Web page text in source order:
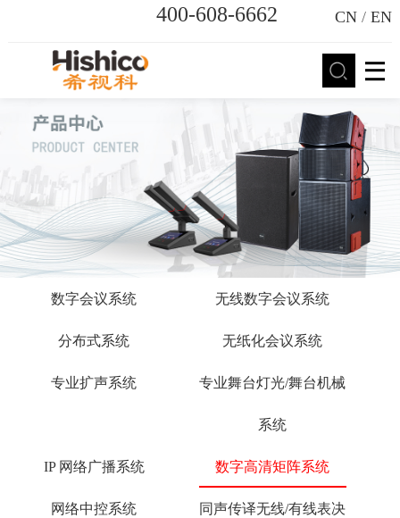
400-608-6662 CN /EN
数字会议系统 无线数字会议系统
分布式系统 无纸化会议系统
专业扩声系统 专业舞台灯光/舞台机械
系统
IP 网络广播系统 数字高清矩阵系统
网络中控系统 同声传译无线/有线表决